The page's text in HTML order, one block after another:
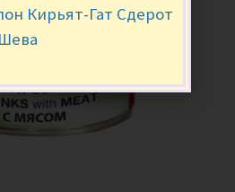
Кирьят-Гат Сдерот